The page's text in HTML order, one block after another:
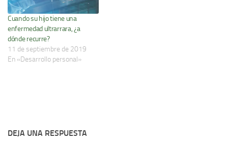
Cuando su hijo tiene una
enfermedad ultrarrara, ¿a
dónde recurre?
11 de septiembre de 2019
En «Desarrollo personal»
DEJA UNA RESPUESTA